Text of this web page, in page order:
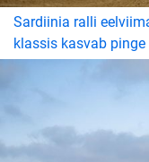
Sardiinia ralli
klassis kasvab pinge